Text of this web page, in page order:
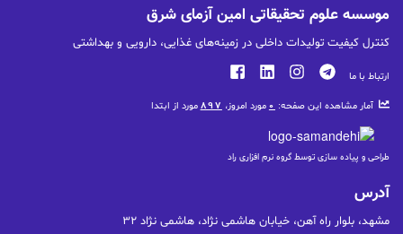
موسسه علوم تحقیقاتی امین آزمای شرق
کنترل کیفیت تولیدات داخلی در زمینه‌های غذایی، دارویی و بهداشتی
ارتباط با ما
آمار مشاهده این صفحه: 0 مورد امروز، 897 مورد از ابتدا
طراحی و پیاده سازی توسط گروه نرم افزاری راد
آدرس